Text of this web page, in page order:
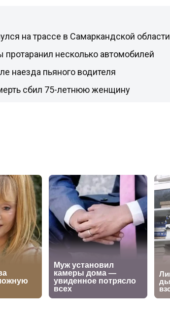
на трассе в Самаркандской области
протаранил несколько автомобилей
наезда пьяного водителя
сбил 75-летнюю женщину